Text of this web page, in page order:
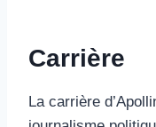
Carrière
La carrière